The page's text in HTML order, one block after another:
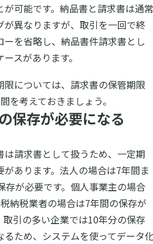
が可能です。納品書と請求書は通常
が異なりますが、取引を一回で終
ーを省略し、納品書件請求書とし
スがあります。
限については、請求書の保管期限
を考えておきましょう。
保存が必要になる
は請求書として扱うため、一定期
があります。法人の場合は7年間ま
存が必要です。個人事業主の場合
納税業者の場合は7年間の保存が
取引の多い企業では10年分の保存
るため、システムを使ってデータ